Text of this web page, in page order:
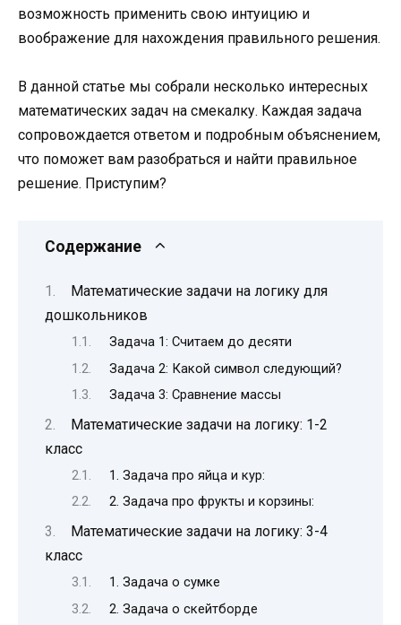
возможность применить свою интуицию и
воображение для нахождения правильного решения.
В данной статье мы собрали несколько интересных
математических задач на смекалку. Каждая задача
сопровождается ответом и подробным объяснением,
что поможет вам разобраться и найти правильное
решение. Приступим?
Содержание
Математические задачи на логику для
дошкольников
Задача 1: Считаем до десяти
Задача 2: Какой символ следующий?
Задача 3: Сравнение массы
Математические задачи на логику: 1-2
класс
1. Задача про яйца и кур:
2. Задача про фрукты и корзины:
Математические задачи на логику: 3-4
класс
1. Задача о сумке
2. Задача о скейтборде